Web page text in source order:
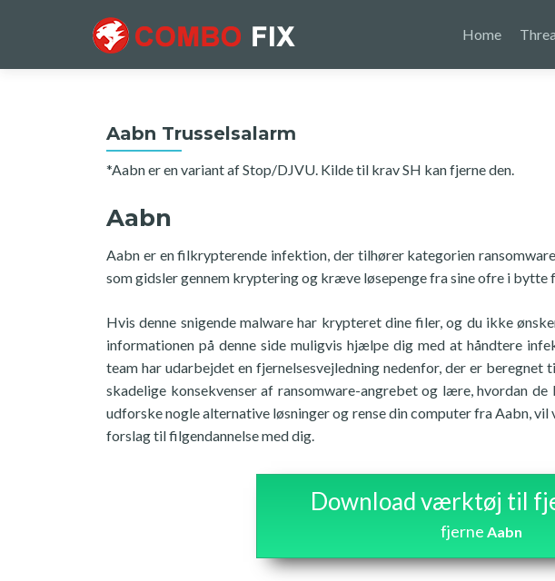
Home
Aabn Trusselsalarm
*Aabn er en variant af Stop/DJVU. Kilde til krav SH kan fjerne den.
Aabn
Aabn er en filkrypterende infektion, der tilhører kategorien
som gidsler gennem kryptering og kræve løsepenge fra sine ofre i bytte
Hvis denne snigende malware har krypteret dine filer, og du ikke
informationen på denne side muligvis hjælpe dig med at håndtere
team har udarbejdet en fjernelsesvejledning nedenfor, der er
skadelige konsekvenser af ransomware-angrebet og lære, hvordan
udforske nogle alternative løsninger og rense din computer fra Aabn,
forslag til filgendannelse med dig.
Download værktøj til
fjerne Aabn